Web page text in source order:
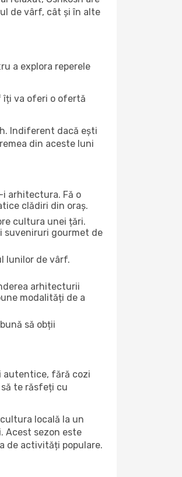
de vârf, cât și în alte
a explora reperele
îți va oferi o ofertă
Indiferent dacă ești
din aceste luni
arhitectura. Fă o
clădiri din oraș.
cultura unei țări.
suveniruri gourmet de
lunilor de vârf.
arhitecturii
modalități de a
să obții
autentice, fără cozi
te răsfeți cu
locală la un
Acest sezon este
de activități populare.